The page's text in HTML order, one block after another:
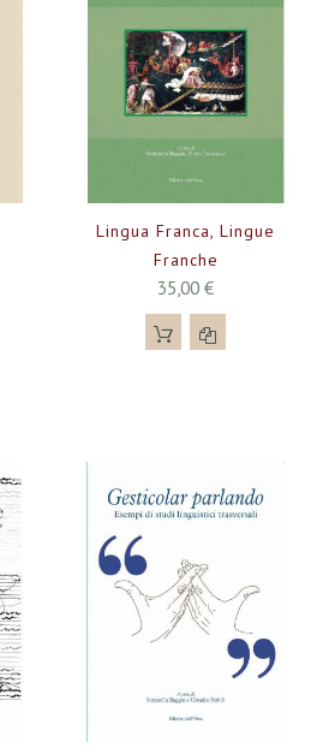
Lingua Franca, Lingue
Franche
35,00 €